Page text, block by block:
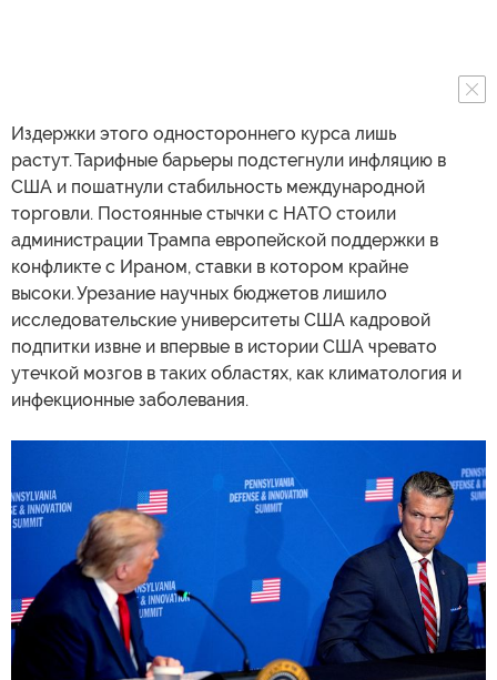
Издержки этого одностороннего курса лишь
растут. Тарифные барьеры подстегнули инфляцию в
США и пошатнули стабильность международной
торговли. Постоянные стычки с НАТО стоили
администрации Трампа европейской поддержки в
конфликте с Ираном, ставки в котором крайне
высоки. Урезание научных бюджетов лишило
исследовательские университеты США кадровой
подпитки извне и впервые в истории США чревато
утечкой мозгов в таких областях, как климатология и
инфекционные заболевания.